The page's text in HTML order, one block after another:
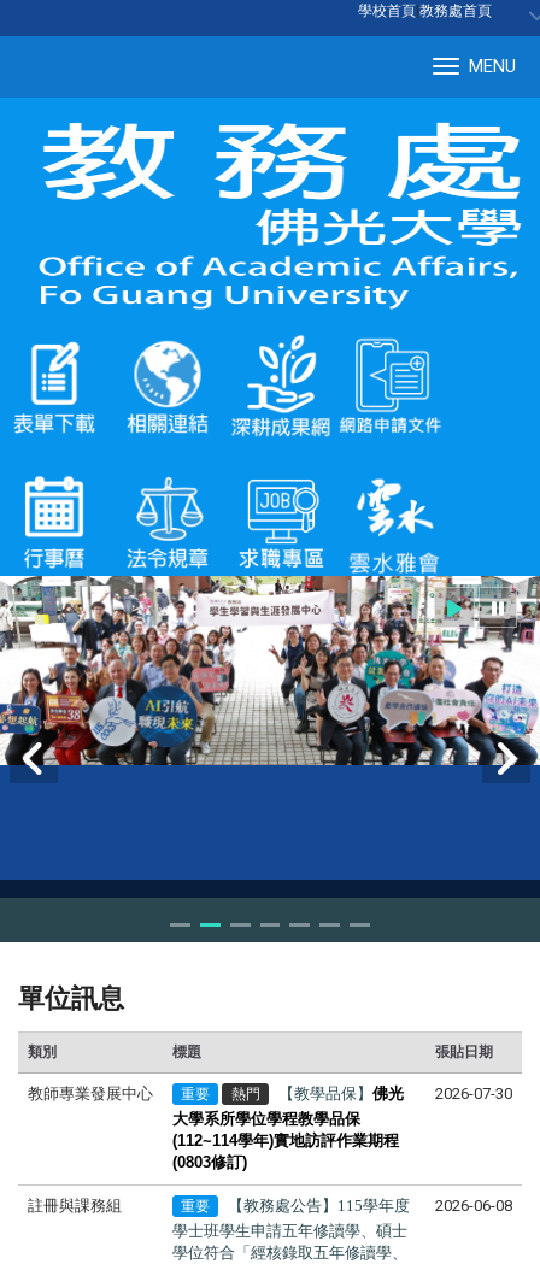
學校首頁 教務處首頁
MENU
單位訊息
類別 標題 張貼日期
教師專業發展中心 重要 熱門 【教學品保】 佛光
大學系所學位學程教學品保
(112~114學年)實地訪評作業期程
(0803修訂)
2026-07-30
註冊與課務組 重要
【教務處公告】115學年度
學士班學生申請五年修讀學、碩士
學位符合「經核錄取五年修讀學、
2026-06-08